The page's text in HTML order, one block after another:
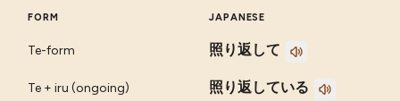
FORM JAPANESE
Te-form 照り返して
Te + iru (ongoing) 照り返している